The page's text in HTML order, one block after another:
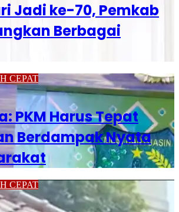
Jadi ke-70, Pemkab
Berbagai
CEPAT
PKM Harus Tepat
Berdampak Nyata
CEPAT